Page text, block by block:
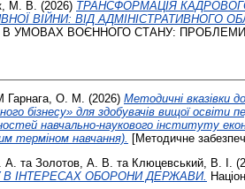
М. В. (2026) ТРАНСФОРМАЦІЯ
ВІЙНИ: ВІД АДМІНІСТРАТИВНОГО
В УМОВАХ ВОЄННОГО СТАНУ: ПРОБЛЕМИ
Гарнага, О. М. (2026) Методичні вказівки
бізнесу» для здобувачів вищої освіти
навчально-наукового інституту
терміном навчання). [Методичне
А. та Золотов, А. В. та Клюцевський, В. І.
В ІНТЕРЕСАХ ОБОРОНИ ДЕРЖАВИ.